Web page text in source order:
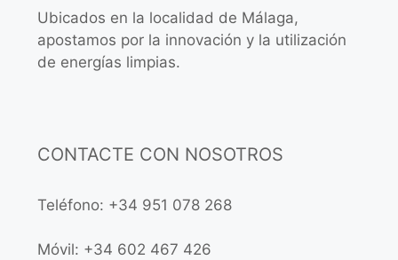
Ubicados en la localidad de Málaga,
apostamos por la innovación y la utilización
de energías limpias.
CONTACTE CON NOSOTROS
Teléfono: +34 951 078 268
Móvil: +34 602 467 426